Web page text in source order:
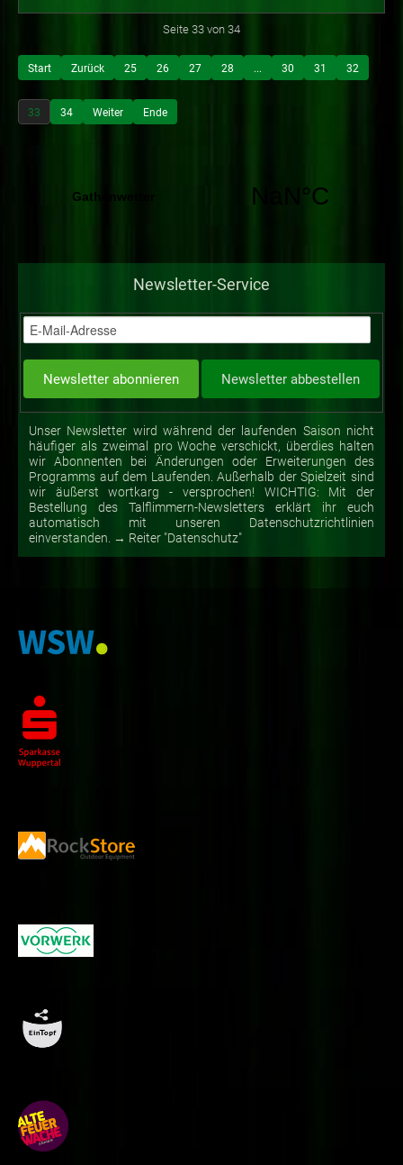
Seite 33 von 34
Start Zurück 25 26 27 28 ... 30 31 32
33 34 Weiter Ende
Newsletter-Service
Unser Newsletter wird während der laufenden Saison nicht
häufiger als zweimal pro Woche verschickt, überdies halten
wir Abonnenten bei Änderungen oder Erweiterungen des
Programms auf dem Laufenden. Außerhalb der Spielzeit sind
wir äußerst wortkarg - versprochen! WICHTIG: Mit der
Bestellung des Talflimmern-Newsletters erklärt ihr euch
automatisch mit unseren Datenschutzrichtlinien
einverstanden. → Reiter "Datenschutz"